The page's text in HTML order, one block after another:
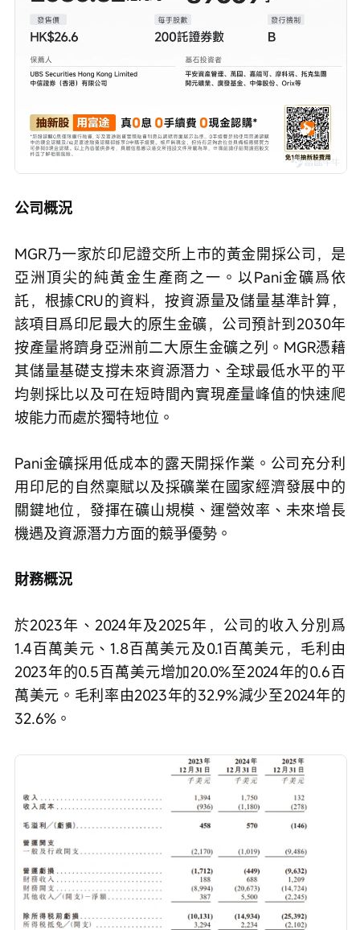
公司概況
MGR乃一家於印尼證交所上市的黃金開採公司，是
亞洲頂尖的純黃金生產商之一。以Pani金礦爲依
託，根據CRU的資料，按資源量及儲量基準計算，
該項目爲印尼最大的原生金礦，公司預計到2030年
按產量將躋身亞洲前二大原生金礦之列。MGR憑藉
其儲量基礎支撐未來資源潛力、全球最低水平的平
均剝採比以及可在短時間內實現產量峰值的快速爬
坡能力而處於獨特地位。
Pani金礦採用低成本的露天開採作業。公司充分利
用印尼的自然稟賦以及採礦業在國家經濟發展中的
關鍵地位，發揮在礦山規模、運營效率、未來增長
機遇及資源潛力方面的競爭優勢。
財務概況
於2023年、2024年及2025年，公司的收入分別爲
1.4百萬美元、1.8百萬美元及0.1百萬美元，毛利由
2023年的0.5百萬美元增加20.0%至2024年的0.6百
萬美元。毛利率由2023年的32.9%減少至2024年的
32.6%。